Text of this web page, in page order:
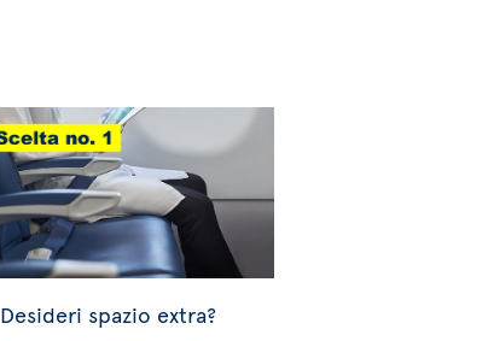
Desideri spazio extra?